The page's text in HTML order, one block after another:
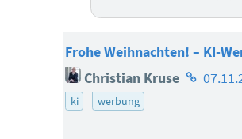
Frohe Weihnachten! – KI-
Christian Kruse
ki werbung